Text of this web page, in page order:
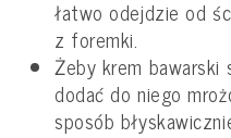
łatwo odejdzie od
z foremki.
Żeby krem bawarski
dodać do niego
sposób